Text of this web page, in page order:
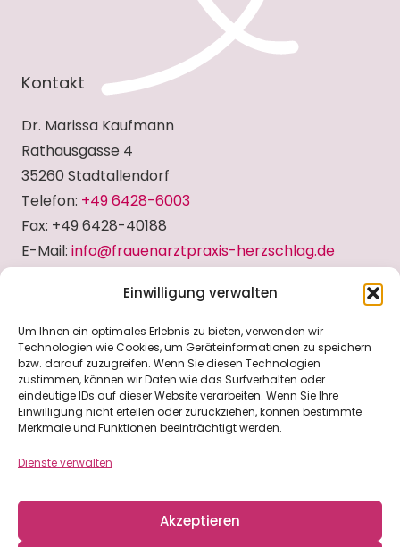
Einwilligung verwalten
Um Ihnen ein optimales Erlebnis zu bieten, verwenden wir
Technologien wie Cookies, um Geräteinformationen zu speichern
bzw. darauf zuzugreifen. Wenn Sie diesen Technologien
zustimmen, können wir Daten wie das Surfverhalten oder
eindeutige IDs auf dieser Website verarbeiten. Wenn Sie Ihre
Einwilligung nicht erteilen oder zurückziehen, können bestimmte
Merkmale und Funktionen beeinträchtigt werden.
Dienste verwalten
Akzeptieren
Kontakt
Dr. Marissa Kaufmann
Rathausgasse 4
35260 Stadtallendorf
Telefon: +49 6428-6003
Fax: +49 6428-40188
E-Mail: info@frauenarztpraxis-herzschlag.de
Mo.
8:00 bis 12:30 Uhr u. 15:00 bis 17:30 Uhr
Di.
8:00 bis 12:30 Uhr
Mi.
8:00 bis 12:30 Uhr u. 14:00 bis 16:30 Uhr
Do.
8:00 bis 12:30 Uhr
Fr., Sa., So. Geschlossen